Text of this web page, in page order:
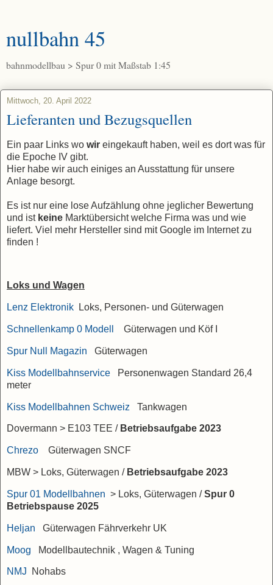
nullbahn 45
bahnmodellbau > Spur 0 mit Maßstab 1:45
Mittwoch, 20. April 2022
Lieferanten und Bezugsquellen
Ein paar Links wo wir eingekauft haben, weil es dort was für
die Epoche IV gibt.
Hier habe wir auch einiges an Ausstattung für unsere
Anlage besorgt.
Es ist nur eine lose Aufzählung ohne jeglicher Bewertung
und ist keine Marktübersicht welche Firma was und wie
liefert. Viel mehr Hersteller sind mit Google im Internet zu
finden !
Loks und Wagen
Lenz Elektronik Loks, Personen- und Güterwagen
Schnellenkamp 0 Modell Güterwagen und Köf I
Spur Null Magazin Güterwagen
Kiss Modellbahnservice Personenwagen Standard 26,4
meter
Kiss Modellbahnen Schweiz Tankwagen
Dovermann > E103 TEE / Betriebsaufgabe 2023
Chrezo Güterwagen SNCF
MBW > Loks, Güterwagen / Betriebsaufgabe 2023
Spur 01 Modellbahnen > Loks, Güterwagen /Spur 0
Betriebspause 2025
Heljan Güterwagen Fährverkehr UK
Moog Modellbautechnik , Wagen & Tuning
NMJ Nohabs